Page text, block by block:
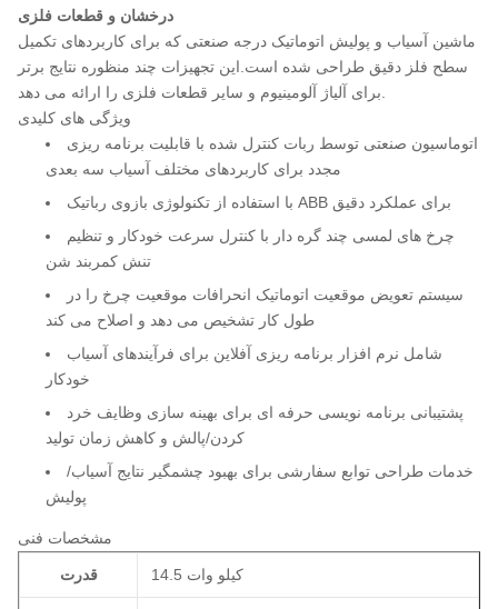
درخشان و قطعات فلزی
ماشین آسیاب و پولیش اتوماتیک درجه صنعتی که برای کاربردهای تکمیل
سطح فلز دقیق طراحی شده است.این تجهیزات چند منظوره نتایج برتر
ویژگی های کلیدی
اتوماسیون صنعتی توسط ربات کنترل شده با قابلیت برنامه ریزی
مجدد برای کاربردهای مختلف آسیاب سه بعدی
با استفاده از تکنولوژی بازوی رباتیک ABB برای عملکرد دقیق
چرخ های لمسی چند گره دار با کنترل سرعت خودکار و تنظیم
تنش کمربند شن
سیستم تعویض موقعیت اتوماتیک انحرافات موقعیت چرخ را در
طول کار تشخیص می دهد و اصلاح می کند
شامل نرم افزار برنامه ریزی آفلاین برای فرآیندهای آسیاب
خودکار
پشتیبانی برنامه نویسی حرفه ای برای بهینه سازی وظایف خرد
کردن/پالش و کاهش زمان تولید
خدمات طراحی توابع سفارشی برای بهبود چشمگیر نتایج آسیاب/
پولیش
مشخصات فنی
قدرت 14.5 کیلو وات